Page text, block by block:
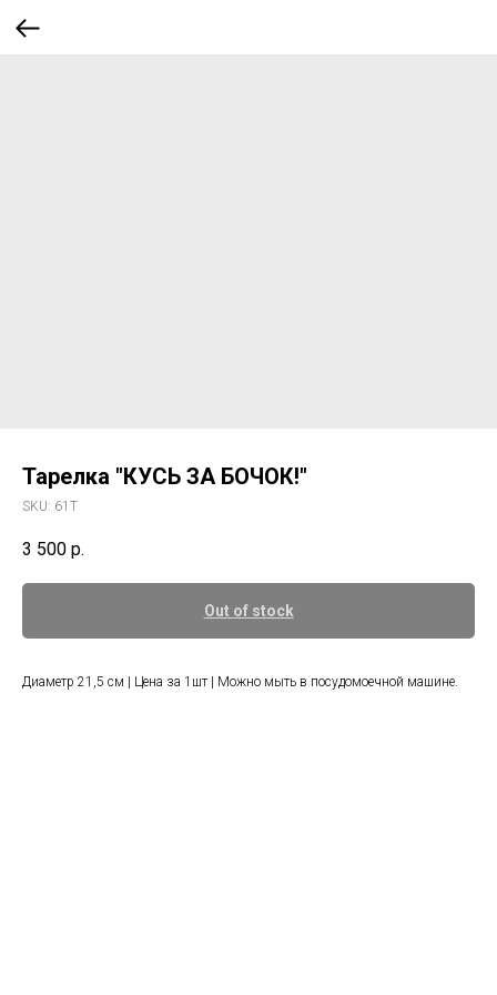
Тарелка "КУСЬ ЗА БОЧОК!"
SKU: 61Т
3 500 р.
Out of stock
Диаметр 21,5 см | Цена за 1шт | Можно мыть в посудомоечной машине.